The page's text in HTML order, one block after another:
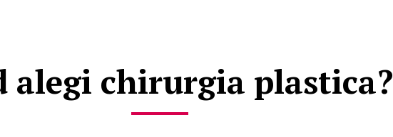
alegi chirurgia plastica?